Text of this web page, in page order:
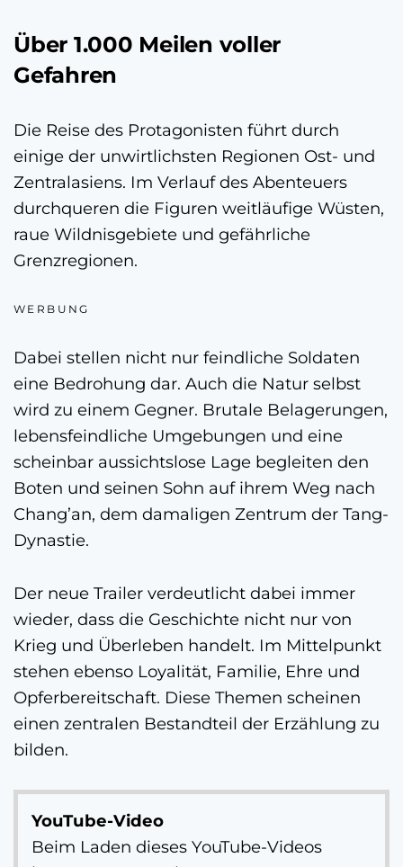
Über 1.000 Meilen voller
Gefahren
Die Reise des Protagonisten führt durch
einige der unwirtlichsten Regionen Ost- und
Zentralasiens. Im Verlauf des Abenteuers
durchqueren die Figuren weitläufige Wüsten,
raue Wildnisgebiete und gefährliche
Grenzregionen.
WERBUNG
Dabei stellen nicht nur feindliche Soldaten
eine Bedrohung dar. Auch die Natur selbst
wird zu einem Gegner. Brutale Belagerungen,
lebensfeindliche Umgebungen und eine
scheinbar aussichtslose Lage begleiten den
Boten und seinen Sohn auf ihrem Weg nach
Chang’an, dem damaligen Zentrum der Tang-
Dynastie.
Der neue Trailer verdeutlicht dabei immer
wieder, dass die Geschichte nicht nur von
Krieg und Überleben handelt. Im Mittelpunkt
stehen ebenso Loyalität, Familie, Ehre und
Opferbereitschaft. Diese Themen scheinen
einen zentralen Bestandteil der Erzählung zu
bilden.
YouTube-Video
Beim Laden dieses YouTube-Videos